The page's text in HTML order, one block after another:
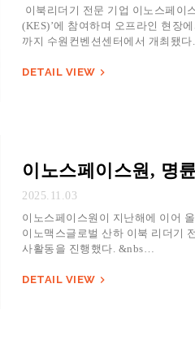
이북리더기 전문 기업 이노스페이
(KES)’에 참여하며 오프라인 현장
까지 수원컨벤션센터에서 개최됐다
DETAIL VIEW 
이노스페이스원, 명
2025.11.03
이노스페이스원이 지난해에 이어
이노맥스글로벌 산하 이북 리더기
사활동을 진행했다. &nbs…
DETAIL VIEW 